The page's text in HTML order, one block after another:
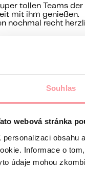
Souhlas
webová stránka
personalizaci obsahu
Informace o
údaje mohou
tollen Teams
mit ihm genießen.
nochmal recht
ERSTBERATUNG
ersten Schritt